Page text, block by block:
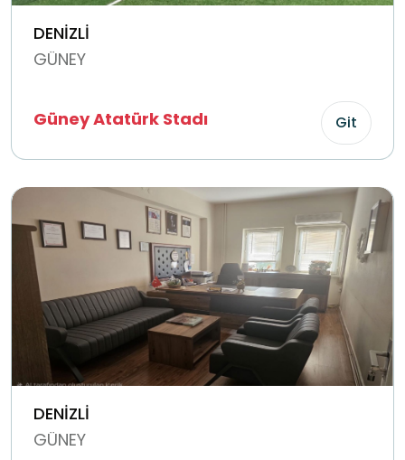
DENİZLİ
GÜNEY
Güney Atatürk Stadı Git
DENİZLİ
GÜNEY